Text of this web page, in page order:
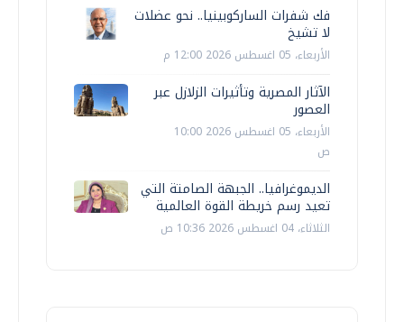
فك شفرات الساركوبينيا.. نحو عضلات
لا تشيخ
الأربعاء، 05 اغسطس 2026 12:00 م
الآثار المصرية وتأثيرات الزلازل عبر
العصور
الأربعاء، 05 اغسطس 2026 10:00
ص
الديموغرافيا.. الجبهة الصامتة التي
تعيد رسم خريطة القوة العالمية
الثلاثاء، 04 اغسطس 2026 10:36 ص